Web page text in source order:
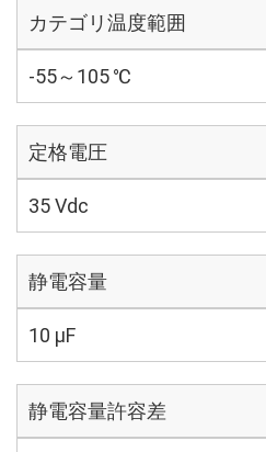
カテゴリ温度範囲
-55～105 ℃
定格電圧
35 Vdc
静電容量
10 µF
静電容量許容差